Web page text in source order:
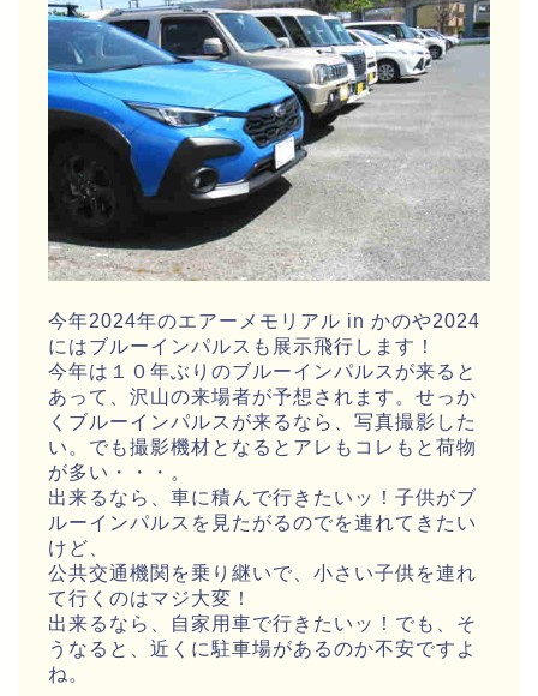
今年2024年のエアーメモリアル in かのや2024
にはブルーインパルスも展示飛行します！
今年は１０年ぶりのブルーインパルスが来ると
あって、沢山の来場者が予想されます。せっか
くブルーインパルスが来るなら、写真撮影した
い。でも撮影機材となるとアレもコレもと荷物
が多い・・・。
出来るなら、車に積んで行きたいッ！子供がブ
ルーインパルスを見たがるのでを連れてきたい
けど、
公共交通機関を乗り継いで、小さい子供を連れ
て行くのはマジ大変！
出来るなら、自家用車で行きたいッ！でも、そ
うなると、近くに駐車場があるのか不安ですよ
ね。